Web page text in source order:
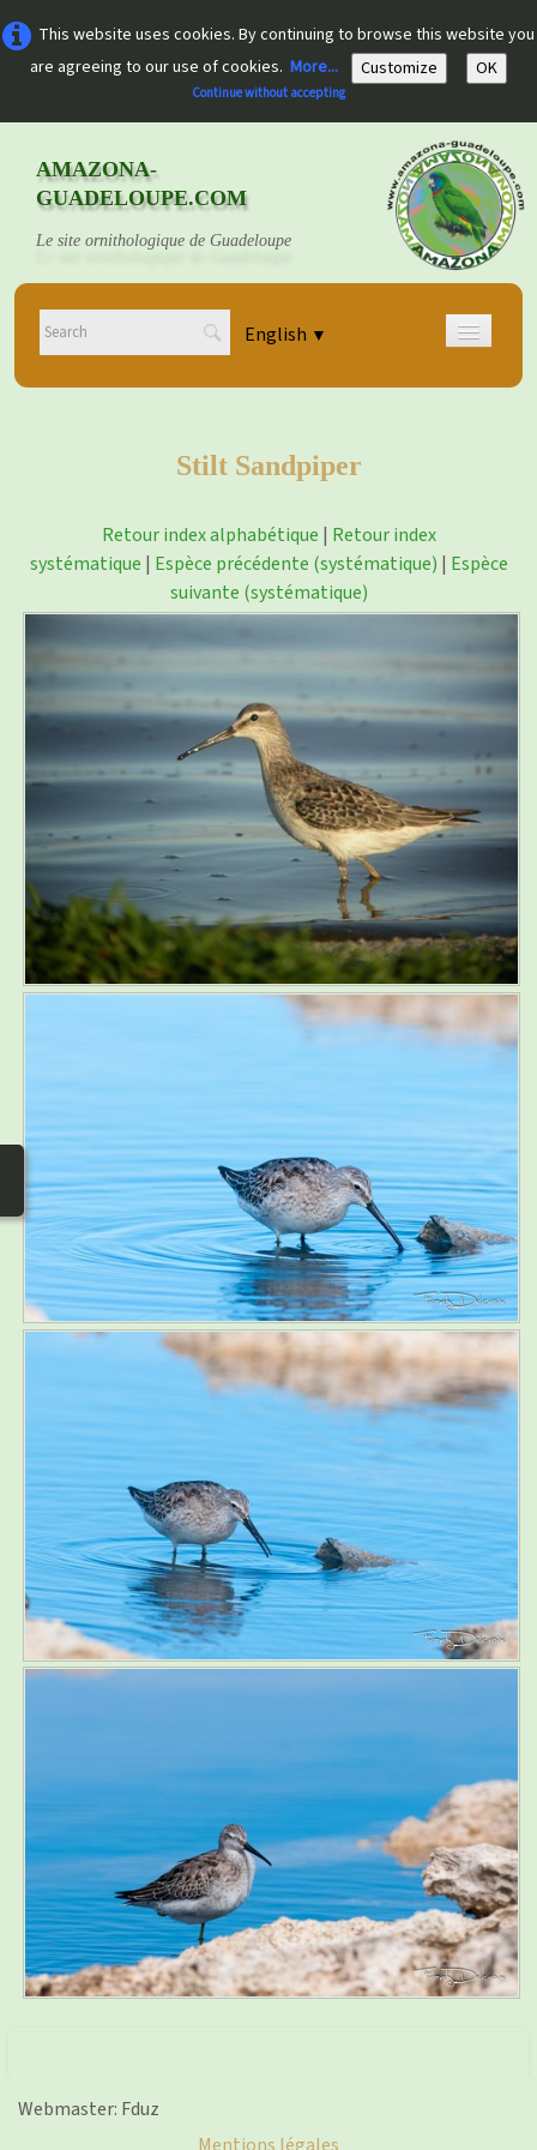
This website uses cookies. By continuing to browse this website you
are agreeing to our use of cookies. More... Customize OK
Continue without accepting
AMAZONA-
GUADELOUPE.COM
Le site ornithologique de Guadeloupe
English ▼
Home
photos
Nos activités▼
Links and phones▼
Stilt Sandpiper
Retour index alphabétique | Retour index
systématique | Espèce précédente (systématique) | Espèce
suivante (systématique)
Webmaster: Fduz